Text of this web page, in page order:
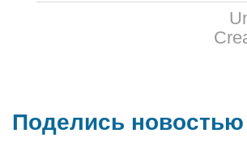
Поделись